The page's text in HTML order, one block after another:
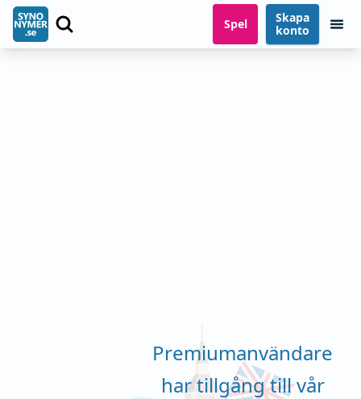
Spel
Skapa
konto
Premiumanvändare
har tillgång till vår